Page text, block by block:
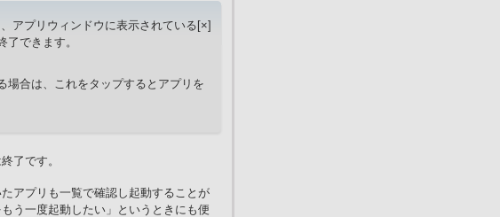
アプリウィンドウに表示されている[×]
了できます。
場合は、これをタップするとアプリを
了です。
アプリも一覧で確認し起動することが
う一度起動したい」というときにも便